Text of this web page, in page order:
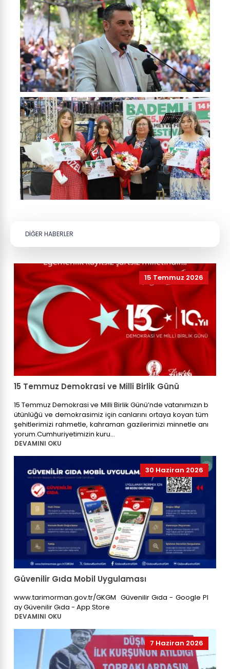
DİĞER HABERLER
15 Temmuz 2026
15 Temmuz Demokrasi ve Milli Birlik Günü
15 Temmuz Demokrasi ve Milli Birlik Günü’nde vatanımızın b
ütünlüğü ve demokrasimiz için canlarını ortaya koyan tüm
şehitlerimizi rahmetle, kahraman gazilerimizi minnetle anı
yorum.Cumhuriyetimizin kuru...
DEVAMINI OKU
30 Haziran 2026
Güvenilir Gıda Mobil Uygulaması
www.tarimorman.gov.tr/GKGM Güvenilir Gıda - Google Pl
ay ‎Güvenilir Gıda - App Store
DEVAMINI OKU
7 Haziran 2026